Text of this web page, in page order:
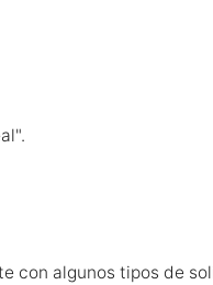
con algunos tipos de